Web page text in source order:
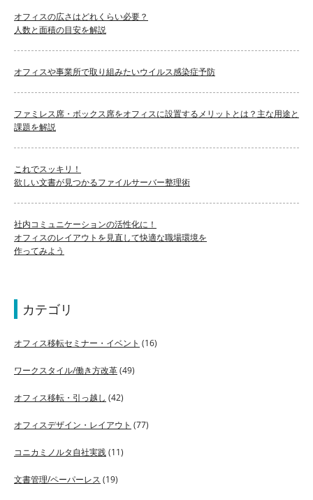
オフィスの広さはどれくらい必要？
人数と面積の目安を解説
オフィスや事業所で取り組みたいウイルス感染症予防
ファミレス席・ボックス席をオフィスに設置するメリットとは？主な用途と
課題を解説
これでスッキリ！
欲しい文書が見つかるファイルサーバー整理術
社内コミュニケーションの活性化に！
オフィスのレイアウトを見直して快適な職場環境を
作ってみよう
カテゴリ
オフィス移転セミナー・イベント (16)
ワークスタイル/働き方改革(49)
オフィス移転・引っ越し (42)
オフィスデザイン・レイアウト (77)
コニカミノルタ自社実践(11)
文書管理/ペーパーレス (19)